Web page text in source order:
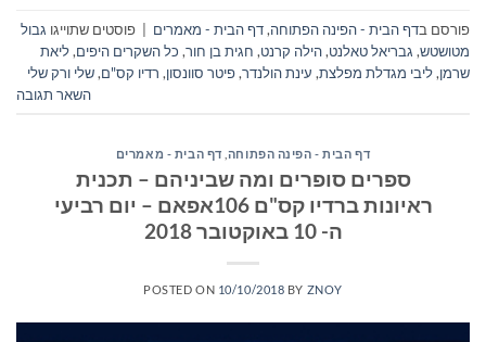
פורסם בדף הבית - הפינה הפתוחה,דף הבית - מאמרים פוסטים שתוייגו גבול
מטושטש, גבריאל טאלנט,הילה קרנט, חגית בן חור, כל השקרים היפים,ליאת
שרמן,ליבי מגדלת מפלצת, עינת הולנדר,פיטר סוונסון, רדיו קס"ם,שלי ורק שלי
השאר תגובה
דף הבית - הפינה הפתוחה דף הבית - מאמרים
ספרים סופרים ומה שביניהם – תכנית
ראיונות ברדיו קס"ם 106אפאם – יום רביעי
ה- 10 באוקטובר 2018
POSTED ON 10/10/2018 BY ZNOY